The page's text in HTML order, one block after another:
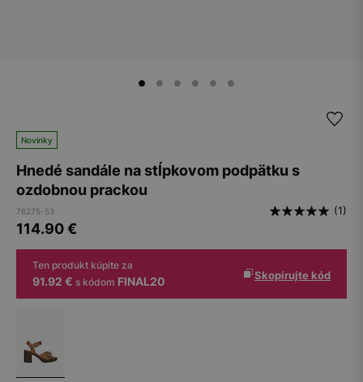
Novinky
Hnedé sandále na stĺpkovom podpätku s
ozdobnou prackou
76275-53 (1)
114.90€
Ten produkt kúpite za
91.92 € s kódom FINAL20 Skopírujte kód